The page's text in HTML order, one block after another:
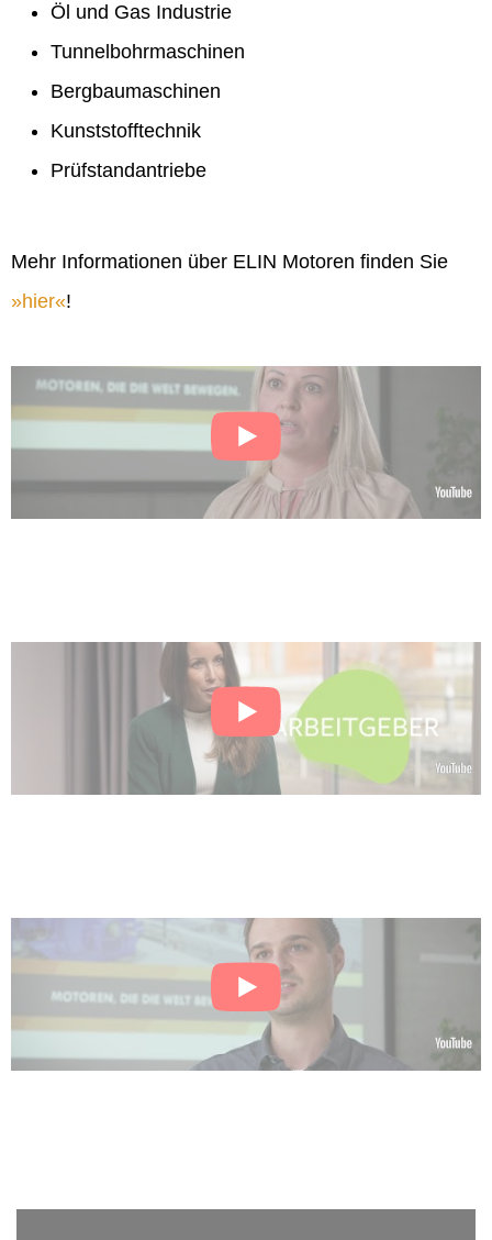
Öl und Gas Industrie
Tunnelbohrmaschinen
Bergbaumaschinen
Kunststofftechnik
Prüfstandantriebe
Mehr Informationen über ELIN Motoren finden Sie
hier !